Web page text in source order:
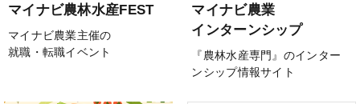
マイナビ農林水産FEST
マイナビ農業主催の
就職・転職イベント
マイナビ農業
インターンシップ
『農林水産専門』のインター
ンシップ情報サイト